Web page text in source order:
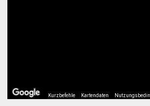
Kurzbefehle Kartendaten